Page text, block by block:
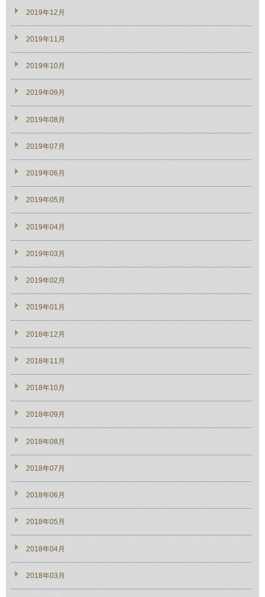
2019年12月
2019年11月
2019年10月
2019年09月
2019年08月
2019年07月
2019年06月
2019年05月
2019年04月
2019年03月
2019年02月
2019年01月
2018年12月
2018年11月
2018年10月
2018年09月
2018年08月
2018年07月
2018年06月
2018年05月
2018年04月
2018年03月